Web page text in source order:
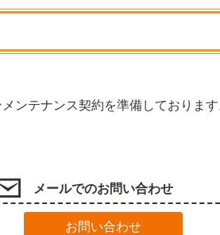
ンテナンス契約を準備しております
メールでのお問い合わせ
お問い合わせ